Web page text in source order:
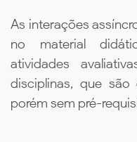
As interações
no material
atividades
disciplinas, que são
porém sem pré-